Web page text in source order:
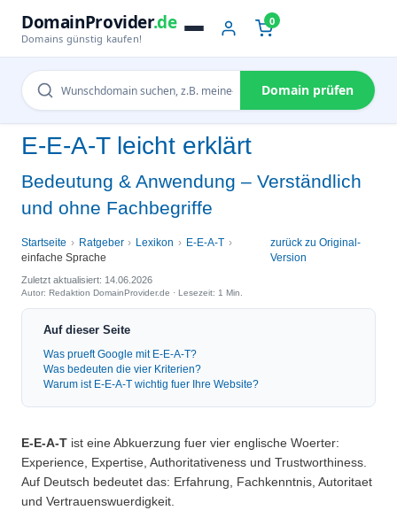
DomainProvider.de
Domains günstig kaufen!
0
Domain prüfen
E-E-A-T leicht erklärt
Bedeutung & Anwendung – Verständlich
und ohne Fachbegriffe
Startseite Ratgeber Lexikon
E-E-A-T
einfache Sprache
zurück zu Original-
Version
Zuletzt aktualisiert: 14.06.2026
Autor: Redaktion DomainProvider.de · Lesezeit: 1 Min.
Auf dieser Seite
Was prueft Google mit E-E-A-T?
Was bedeuten die vier Kriterien?
Warum ist E-E-A-T wichtig fuer Ihre Website?
E-E-A-T ist eine Abkuerzung fuer vier englische Woerter:
Experience, Expertise, Authoritativeness und Trustworthiness.
Auf Deutsch bedeutet das: Erfahrung, Fachkenntnis, Autoritaet
und Vertrauenswuerdigkeit.